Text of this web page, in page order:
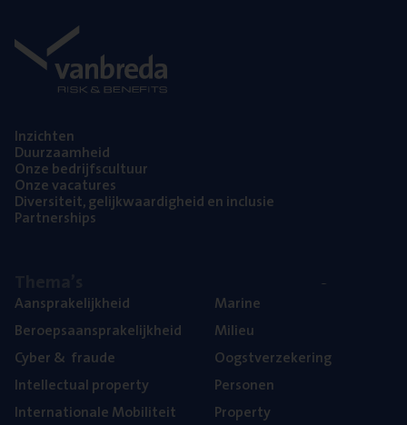
Inzich­ten
Duur­zaam­heid
Onze bedrijfs­cul­tuur
Onze vaca­tu­res
Diver­si­teit, gelijk­waar­dig­heid en inclusie
Part­ner­ships
Aan­spra­ke­lijk­heid
Beroeps­aan­spra­ke­lijk­heid
Cyber& fraude
Intel­lec­tu­al property
Inter­na­ti­o­na­le Mobiliteit
Mari­ne
Mili­eu
Oogst­ver­ze­ke­ring
Per­so­nen
Pro­per­ty